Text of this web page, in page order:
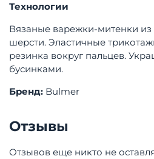
Технологии
Вязаные варежки-митенки
шерсти. Эластичные
резинка вокруг пальцев.
бусинками.
Бренд: Bulmer
Отзывы
Отзывов еще никто не